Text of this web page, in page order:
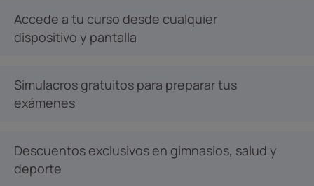
Accede a tu curso desde cualquier
dispositivo y pantalla
Simulacros gratuitos para preparar tus
exámenes
Descuentos exclusivos en gimnasios, salud y
deporte